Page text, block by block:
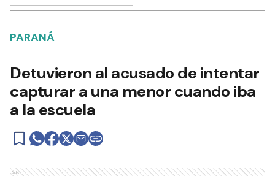
PARANÁ
Detuvieron al acusado de intentar
capturar a una menor cuando iba
a la escuela
Ads